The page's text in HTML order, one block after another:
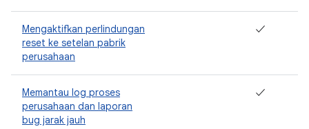
Mengaktifkan perlindungan
reset ke setelan pabrik
perusahaan
✓
Memantau log proses
perusahaan dan laporan
bug jarak jauh
✓